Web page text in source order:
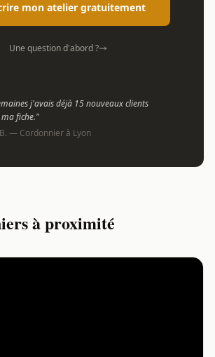
mon atelier gratuitement
Une question d'abord ?
j'avais déjà 15 nouveaux clients
fiche."
— Cordonnier à Lyon
à proximité